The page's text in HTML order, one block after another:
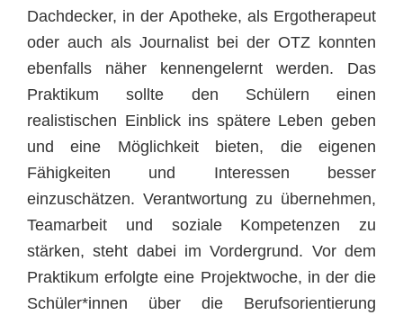
Dachdecker, in der Apotheke, als Ergotherapeut
oder auch als Journalist bei der OTZ konnten
ebenfalls näher kennengelernt werden. Das
Praktikum sollte den Schülern einen
realistischen Einblick ins spätere Leben geben
und eine Möglichkeit bieten, die eigenen
Fähigkeiten und Interessen besser
einzuschätzen. Verantwortung zu übernehmen,
Teamarbeit und soziale Kompetenzen zu
stärken, steht dabei im Vordergrund. Vor dem
Praktikum erfolgte eine Projektwoche, in der die
Schüler*innen über die Berufsorientierung